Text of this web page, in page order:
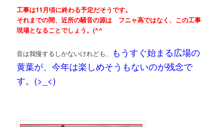
工事は11月頃に終わる予定だそうです。
それまでの間、近所の騒音の源は フニャ高ではなく、この工事
現場となることでしょう。(^^ゞ
音は我慢するしかないけれども、
もうすぐ始まる広場の
黄葉が、今年は楽しめそうもないのが残念で
す。(>_<)